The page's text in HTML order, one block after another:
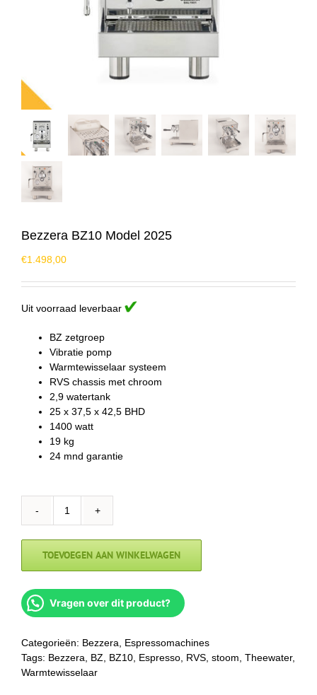
Bezzera BZ10 Model 2025
€1.498,00
Uit voorraad leverbaar
BZ zetgroep
Vibratie pomp
Warmtewisselaar systeem
RVS chassis met chroom
2,9 watertank
25 x 37,5 x 42,5 BHD
1400 watt
19 kg
24 mnd garantie
Bezzera
2025
TOEVOEGEN AAN WINKELWAGEN
Vragen over dit product?
Categorieën: Bezzera
Espressomachines
Tags: Bezzera BZ BZ10 Espresso RVS stoom Theewater,
Warmtewisselaar